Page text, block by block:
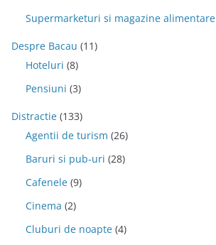
Supermarketuri si magazine alimentare
Despre Bacau (11)
Hoteluri (8)
Pensiuni (3)
Distractie (133)
Agentii de turism (26)
Baruri si pub-uri (28)
Cafenele (9)
Cinema (2)
Cluburi de noapte (4)